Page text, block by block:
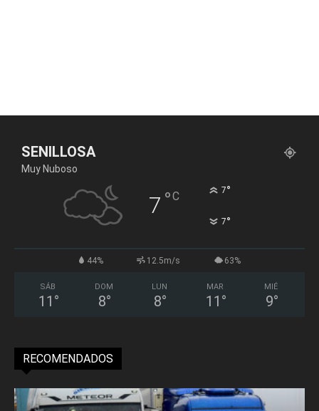
SENILLOSA
Muy Nuboso
7 °C 7°
7°
44% 12.5m/s 63%
SÁB
11 °
DOM
8°
LUN
8°
MAR
11 °
MIÉ
9°
RECOMENDADOS